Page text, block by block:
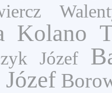
Kolano
Józef